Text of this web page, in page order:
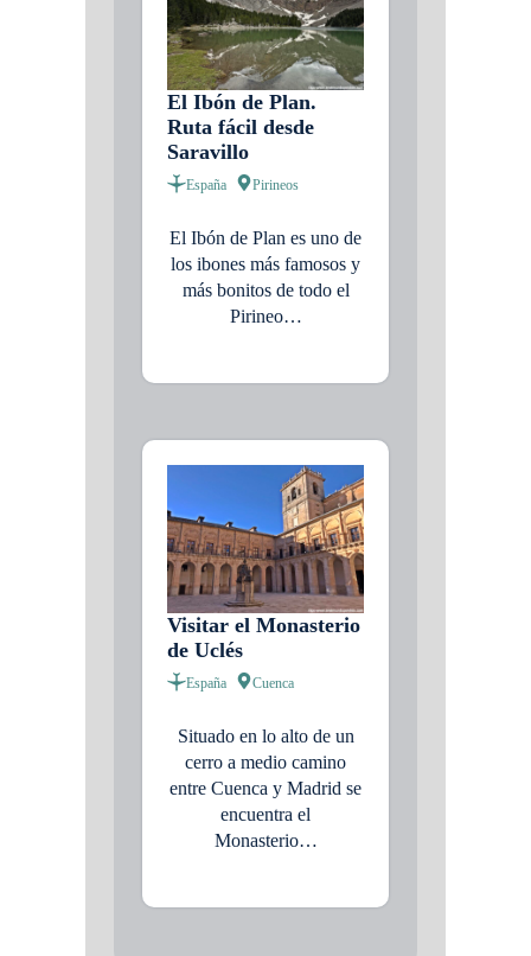
El Ibón de Plan.
Ruta fácil desde
Saravillo
España Pirineos
El Ibón de Plan es uno de
los ibones más famosos y
más bonitos de todo el
Pirineo…
Visitar el Monasterio
de Uclés
España Cuenca
Situado en lo alto de un
cerro a medio camino
entre Cuenca y Madrid se
encuentra el
Monasterio…